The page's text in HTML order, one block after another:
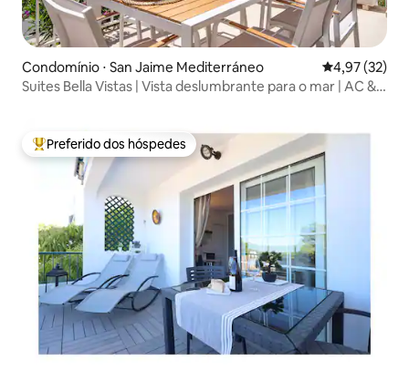
Condomínio ⋅ San Jaime Mediterráneo 4,97 de uma
4,97 (32)
Suites Bella Vistas | Vista deslumbrante para o mar | AC &
Entre os melhores preferidos dos hóspedes
Preferido dos hóspedes